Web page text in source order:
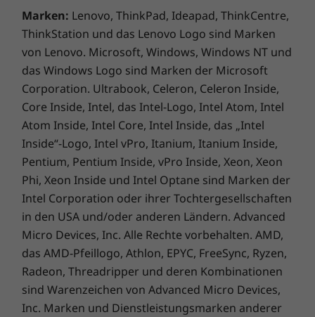
Marken: Lenovo, ThinkPad, Ideapad, ThinkCentre,
ThinkStation und das Lenovo Logo sind Marken
von Lenovo. Microsoft, Windows, Windows NT und
das Windows Logo sind Marken der Microsoft
Corporation. Ultrabook, Celeron, Celeron Inside,
Core Inside, Intel, das Intel-Logo, Intel Atom, Intel
Atom Inside, Intel Core, Intel Inside, das „Intel
Inside“-Logo, Intel vPro, Itanium, Itanium Inside,
Pentium, Pentium Inside, vPro Inside, Xeon, Xeon
Phi, Xeon Inside und Intel Optane sind Marken der
Intel Corporation oder ihrer Tochtergesellschaften
in den USA und/oder anderen Ländern. Advanced
Micro Devices, Inc. Alle Rechte vorbehalten. AMD,
das AMD-Pfeillogo, Athlon, EPYC, FreeSync, Ryzen,
Radeon, Threadripper und deren Kombinationen
sind Warenzeichen von Advanced Micro Devices,
Inc. Marken und Dienstleistungsmarken anderer